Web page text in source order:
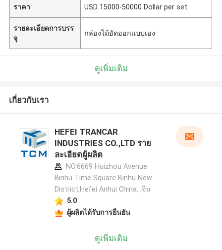
ราคา USD 15000-50000 Dollar per set
รายละเอียดการบรร
จุ
กล่องไม้อัดออกแบบเอง
ดูเพิ่มเติม
เกี่ยวกับเรา
HEFEI TRANCAR
INDUSTRIES CO.,LTD ราย
ละเอียดผู้ผลิต
NO.6669 Huizhou Avenue
Binhu Time Square Binhu New
District,Hefei Anhui China. ,จีน
5.0
ผู้ผลิตได้รับการยืนยัน
ดูเพิ่มเติม